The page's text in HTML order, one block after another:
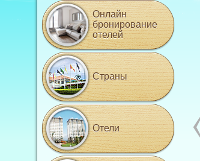
Онлайн
бронирование
отелей
Страны
Отели